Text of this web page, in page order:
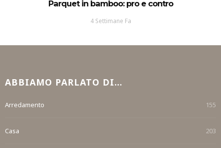
Parquet in bamboo: pro e contro
4 Settimane Fa
ABBIAMO PARLATO DI…
Arredamento 155
Casa 203